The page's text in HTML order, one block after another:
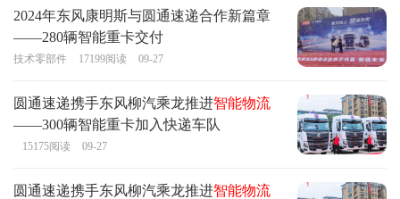
2024年东风康明斯与圆通速递合作新篇章
——280辆智能重卡交付
技术零部件 17199阅读 09-27
圆通速递携手东风柳汽乘龙推进智能物流
——300辆智能重卡加入快递车队
15175阅读 09-27
圆通速递携手东风柳汽乘龙推进智能物流